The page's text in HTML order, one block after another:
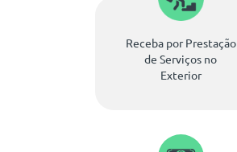
Receba por Prestação
de Serviços no
Exterior